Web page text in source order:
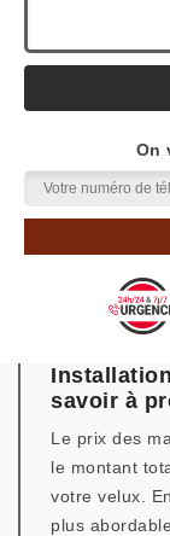
On
savoir à
Le prix des
le montant
votre velux.
plus